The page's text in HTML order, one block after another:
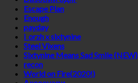
Escape Plan
Enough
payday
i_orzh x sixtynine
Steel Vixens
Sixtynine Means Sad Smile (NEW)
recon
World on Fire(2020!)